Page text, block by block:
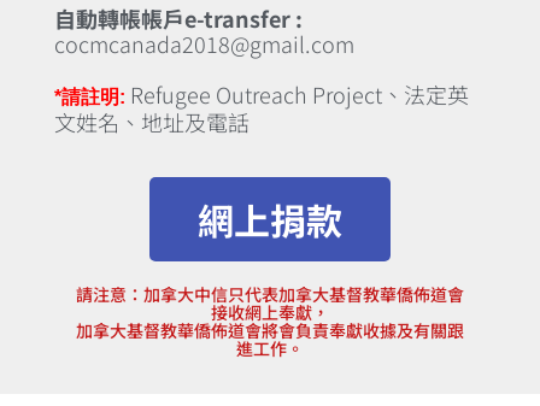
自動轉帳帳戶e-transfer :
cocmcanada2018@gmail.com
*請註明: Refugee Outreach Project、法定英
文姓名、地址及電話
網上捐款
請注意：加拿大中信只代表加拿大基督教華僑佈道會
接收網上奉獻，
加拿大基督教華僑佈道會將會負責奉獻收據及有關跟
進工作。